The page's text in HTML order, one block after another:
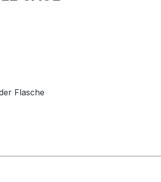
Flasche